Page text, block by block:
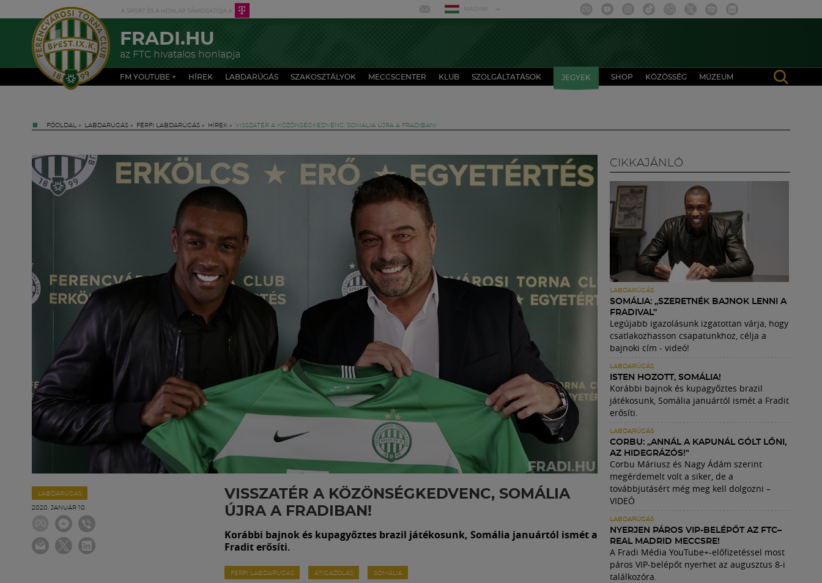
MAGYAR
FRADI.HU
az FTC hivatalos honlapja
FM YOUTUBE + HÍREK LABDARÚGÁS SZAKOSZTÁLYOK MECCSCENTER KLUB SZOLGÁLTATÁSOK JEGYEK SHOP KÖZÖSSÉG MÚZEUM
FŐOLDAL » LABDARÚGÁS » FÉRFI LABDARÚGÁS » HÍREK » VISSZATÉR A KÖZÖNSÉGKEDVENC, SOMÁLIA ÚJRA A FRADIBAN!
LABDARÚGÁS
2020. JANUÁR 10.
VISSZATÉR A KÖZÖNSÉGKEDVENC, SOMÁLIA
ÚJRA A FRADIBAN!
Korábbi bajnok és kupagyőztes brazil játékosunk, Somália januártól ismét a
Fradit erősíti.
FÉRFI LABDARÚGÁS ÁTIGAZOLÁS SOMÁLIA
CIKKAJÁNLÓ
LABDARÚGÁS
SOMÁLIA: „SZERETNÉK BAJNOK LENNI A
FRADIVAL”
Legújabb igazolásunk izgatottan várja, hogy
csatlakozhasson csapatunkhoz, célja a
bajnoki cím - videó!
LABDARÚGÁS
ISTEN HOZOTT, SOMÁLIA!
Korábbi bajnok és kupagyőztes brazil
játékosunk, Somália januártól ismét a Fradit
erősíti.
LABDARÚGÁS
CORBU: „ANNÁL A KAPUNÁL GÓLT LŐNI,
AZ HIDEGRÁZÓS!"
Corbu Máriusz és Nagy Ádám szerint
megérdemelt volt a siker, de a
továbbjutásért még meg kell dolgozni –
VIDEÓ
LABDARÚGÁS
NYERJEN PÁROS VIP-BELÉPŐT AZ FTC–
REAL MADRID MECCSRE!
A Fradi Média YouTube+-előfizetéssel most
páros VIP-belépőt nyerhet az augusztus 8-i
találkozóra.